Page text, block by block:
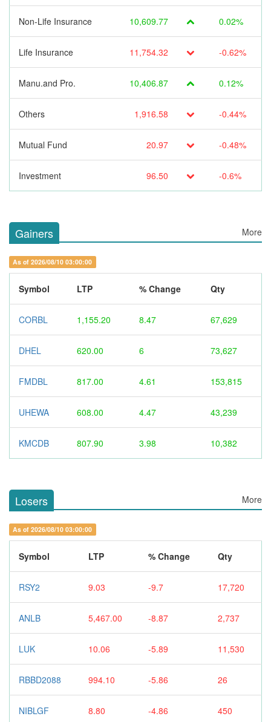
Non-Life Insurance 10,609.77 0.02%
Life Insurance 11,754.32 -0.62%
Manu.and Pro. 10,406.87 0.12%
Others 1,916.58 -0.44%
Mutual Fund 20.97 -0.48%
Investment 96.50 -0.6%
Gainers More
As of 2026/08/10 03:00:00
Symbol LTP % Change Qty
CORBL 1,155.20 8.47 67,629
DHEL 620.00 6 73,627
FMDBL 817.00 4.61 153,815
UHEWA 608.00 4.47 43,239
KMCDB 807.90 3.98 10,382
Losers More
As of 2026/08/10 03:00:00
Symbol LTP % Change Qty
RSY2 9.03 -9.7 17,720
ANLB 5,467.00 -8.87 2,737
LUK 10.06 -5.89 11,530
RBBD2088 994.10 -5.86 26
NIBLGF 8.80 -4.86 450